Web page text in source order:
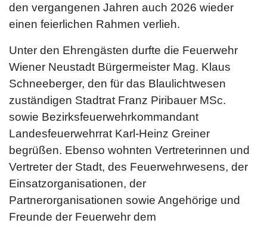
den vergangenen Jahren auch 2026 wieder
einen feierlichen Rahmen verlieh.
Unter den Ehrengästen durfte die Feuerwehr
Wiener Neustadt Bürgermeister Mag. Klaus
Schneeberger, den für das Blaulichtwesen
zuständigen Stadtrat Franz Piribauer MSc.
sowie Bezirksfeuerwehrkommandant
Landesfeuerwehrrat Karl-Heinz Greiner
begrüßen. Ebenso wohnten Vertreterinnen und
Vertreter der Stadt, des Feuerwehrwesens, der
Einsatzorganisationen, der
Partnerorganisationen sowie Angehörige und
Freunde der Feuerwehr dem